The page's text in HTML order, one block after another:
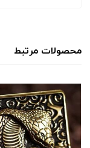
محصولات مرتبط